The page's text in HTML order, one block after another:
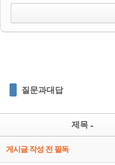
질문과대답
제목
게시글 작성 전 필독